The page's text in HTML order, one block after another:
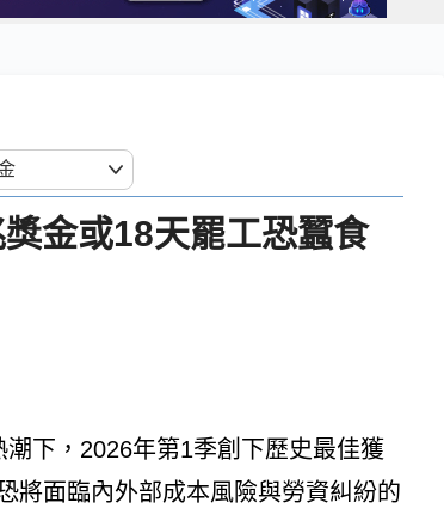
金或18天罷工恐蠶食
下，2026年第1季創下歷史最佳獲
將面臨內外部成本風險與勞資糾紛的